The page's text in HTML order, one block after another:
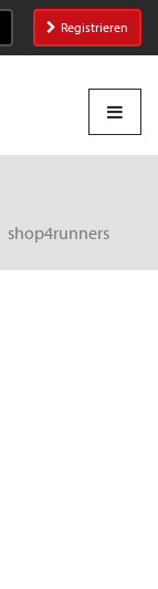
Registrieren
shop4runners